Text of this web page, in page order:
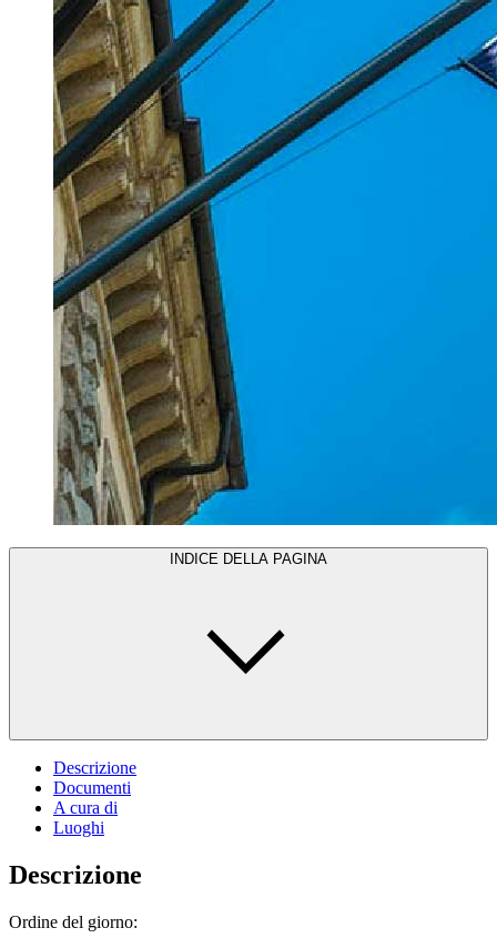
INDICE DELLA PAGINA
Descrizione
Documenti
A cura di
Luoghi
Descrizione
Ordine del giorno: